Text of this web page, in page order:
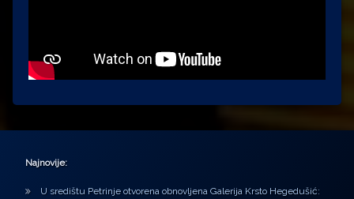
Najnovije:
U središtu Petrinje otvorena obnovljena Galerija Krsto Hegedušić: